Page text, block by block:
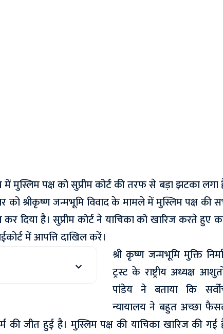
मुस्लिम पक्ष को सुप्रीम कोर्ट की तरफ से बड़ा झटका लगा
को श्रीकृष्ण जन्मभूमि विवाद के मामले में मुस्लिम पक्ष की
दिया है। सुप्रीम कोर्ट ने याचिका को खारिज करते हुए
में आपत्ति दाखिल करें।
श्री कृष्ण जन्मभूमि मुक्ति
ट्रस्ट के राष्ट्रीय अध्यक्ष
पांडेय ने बताया कि
न्यायालय ने बहुत अच्छा
की जीत हुई है। मुस्लिम पक्ष की याचिका खारिज की गई